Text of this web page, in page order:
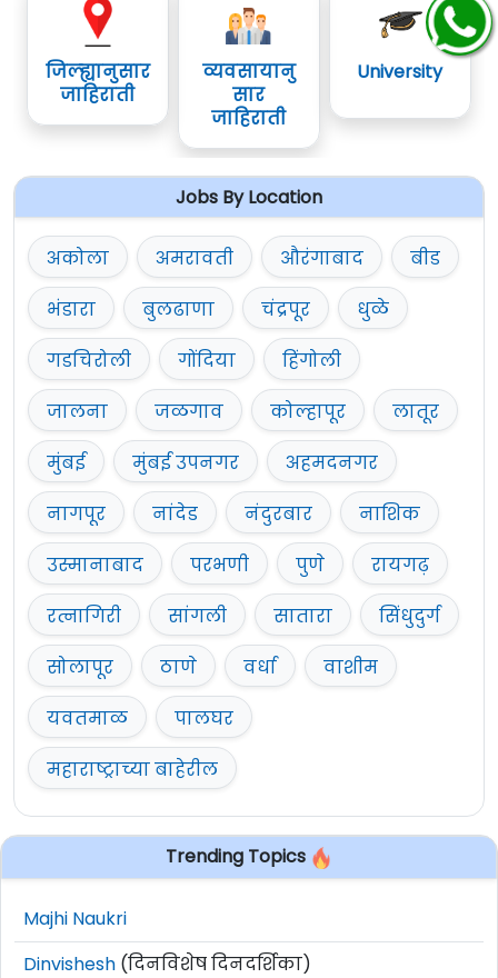
जिल्ह्यानुसार
जाहिराती
व्यवसायानु
सार
जाहिराती
University
Jobs By Location
अकोला अमरावती औरंगाबाद
बीड
भंडारा
बुलढाणा चंद्रपूर
धुळे
गडचिरोली
गोंदिया
हिंगोली
जालना
जळगाव कोल्हापूर
लातूर
मुंबई
मुंबई उपनगर
अहमदनगर
नागपूर
नांदेड नंदुरबार
नाशिक
उस्मानाबाद
परभणी पुणे
रायगढ़
रत्नागिरी
सांगली सातारा
सिंधुदुर्ग
सोलापूर
ठाणे वर्धा
वाशीम
यवतमाळ
पालघर
महाराष्ट्राच्या बाहेरील
Trending Topics
Majhi Naukri
Dinvishesh (दिनविशेष दिनदर्शिका)